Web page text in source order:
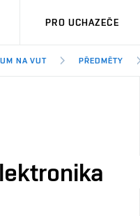
PRO UCHAZEČE
NA VUT PŘEDMĚTY